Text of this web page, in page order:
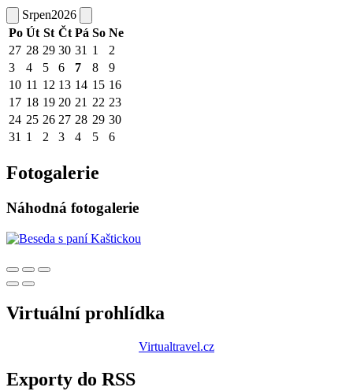
Srpen2026
Po Út St Čt Pá So Ne
27 28 29 30 31 1
2
3
4 5 6 7 8
9
10 11 12 13 14 15 16
17 18 19 20 21 22 23
24 25 26 27 28 29 30
31 1 2 3 4 5 6
Fotogalerie
Náhodná fotogalerie
Virtuální prohlídka
Virtualtravel.cz
Exporty do RSS